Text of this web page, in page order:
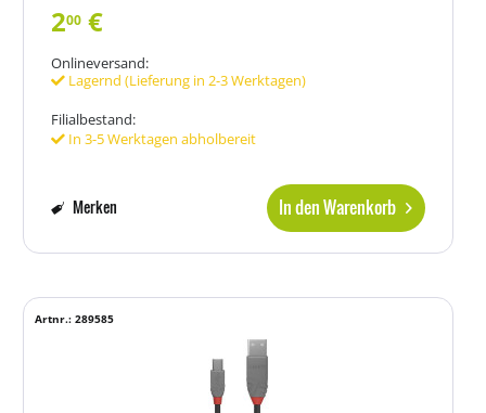
200 €
Onlineversand:
Lagernd (Lieferung in 2-3 Werktagen)
Filialbestand:
In 3-5 Werktagen abholbereit
In den Warenkorb
Merken
Artnr.: 289585